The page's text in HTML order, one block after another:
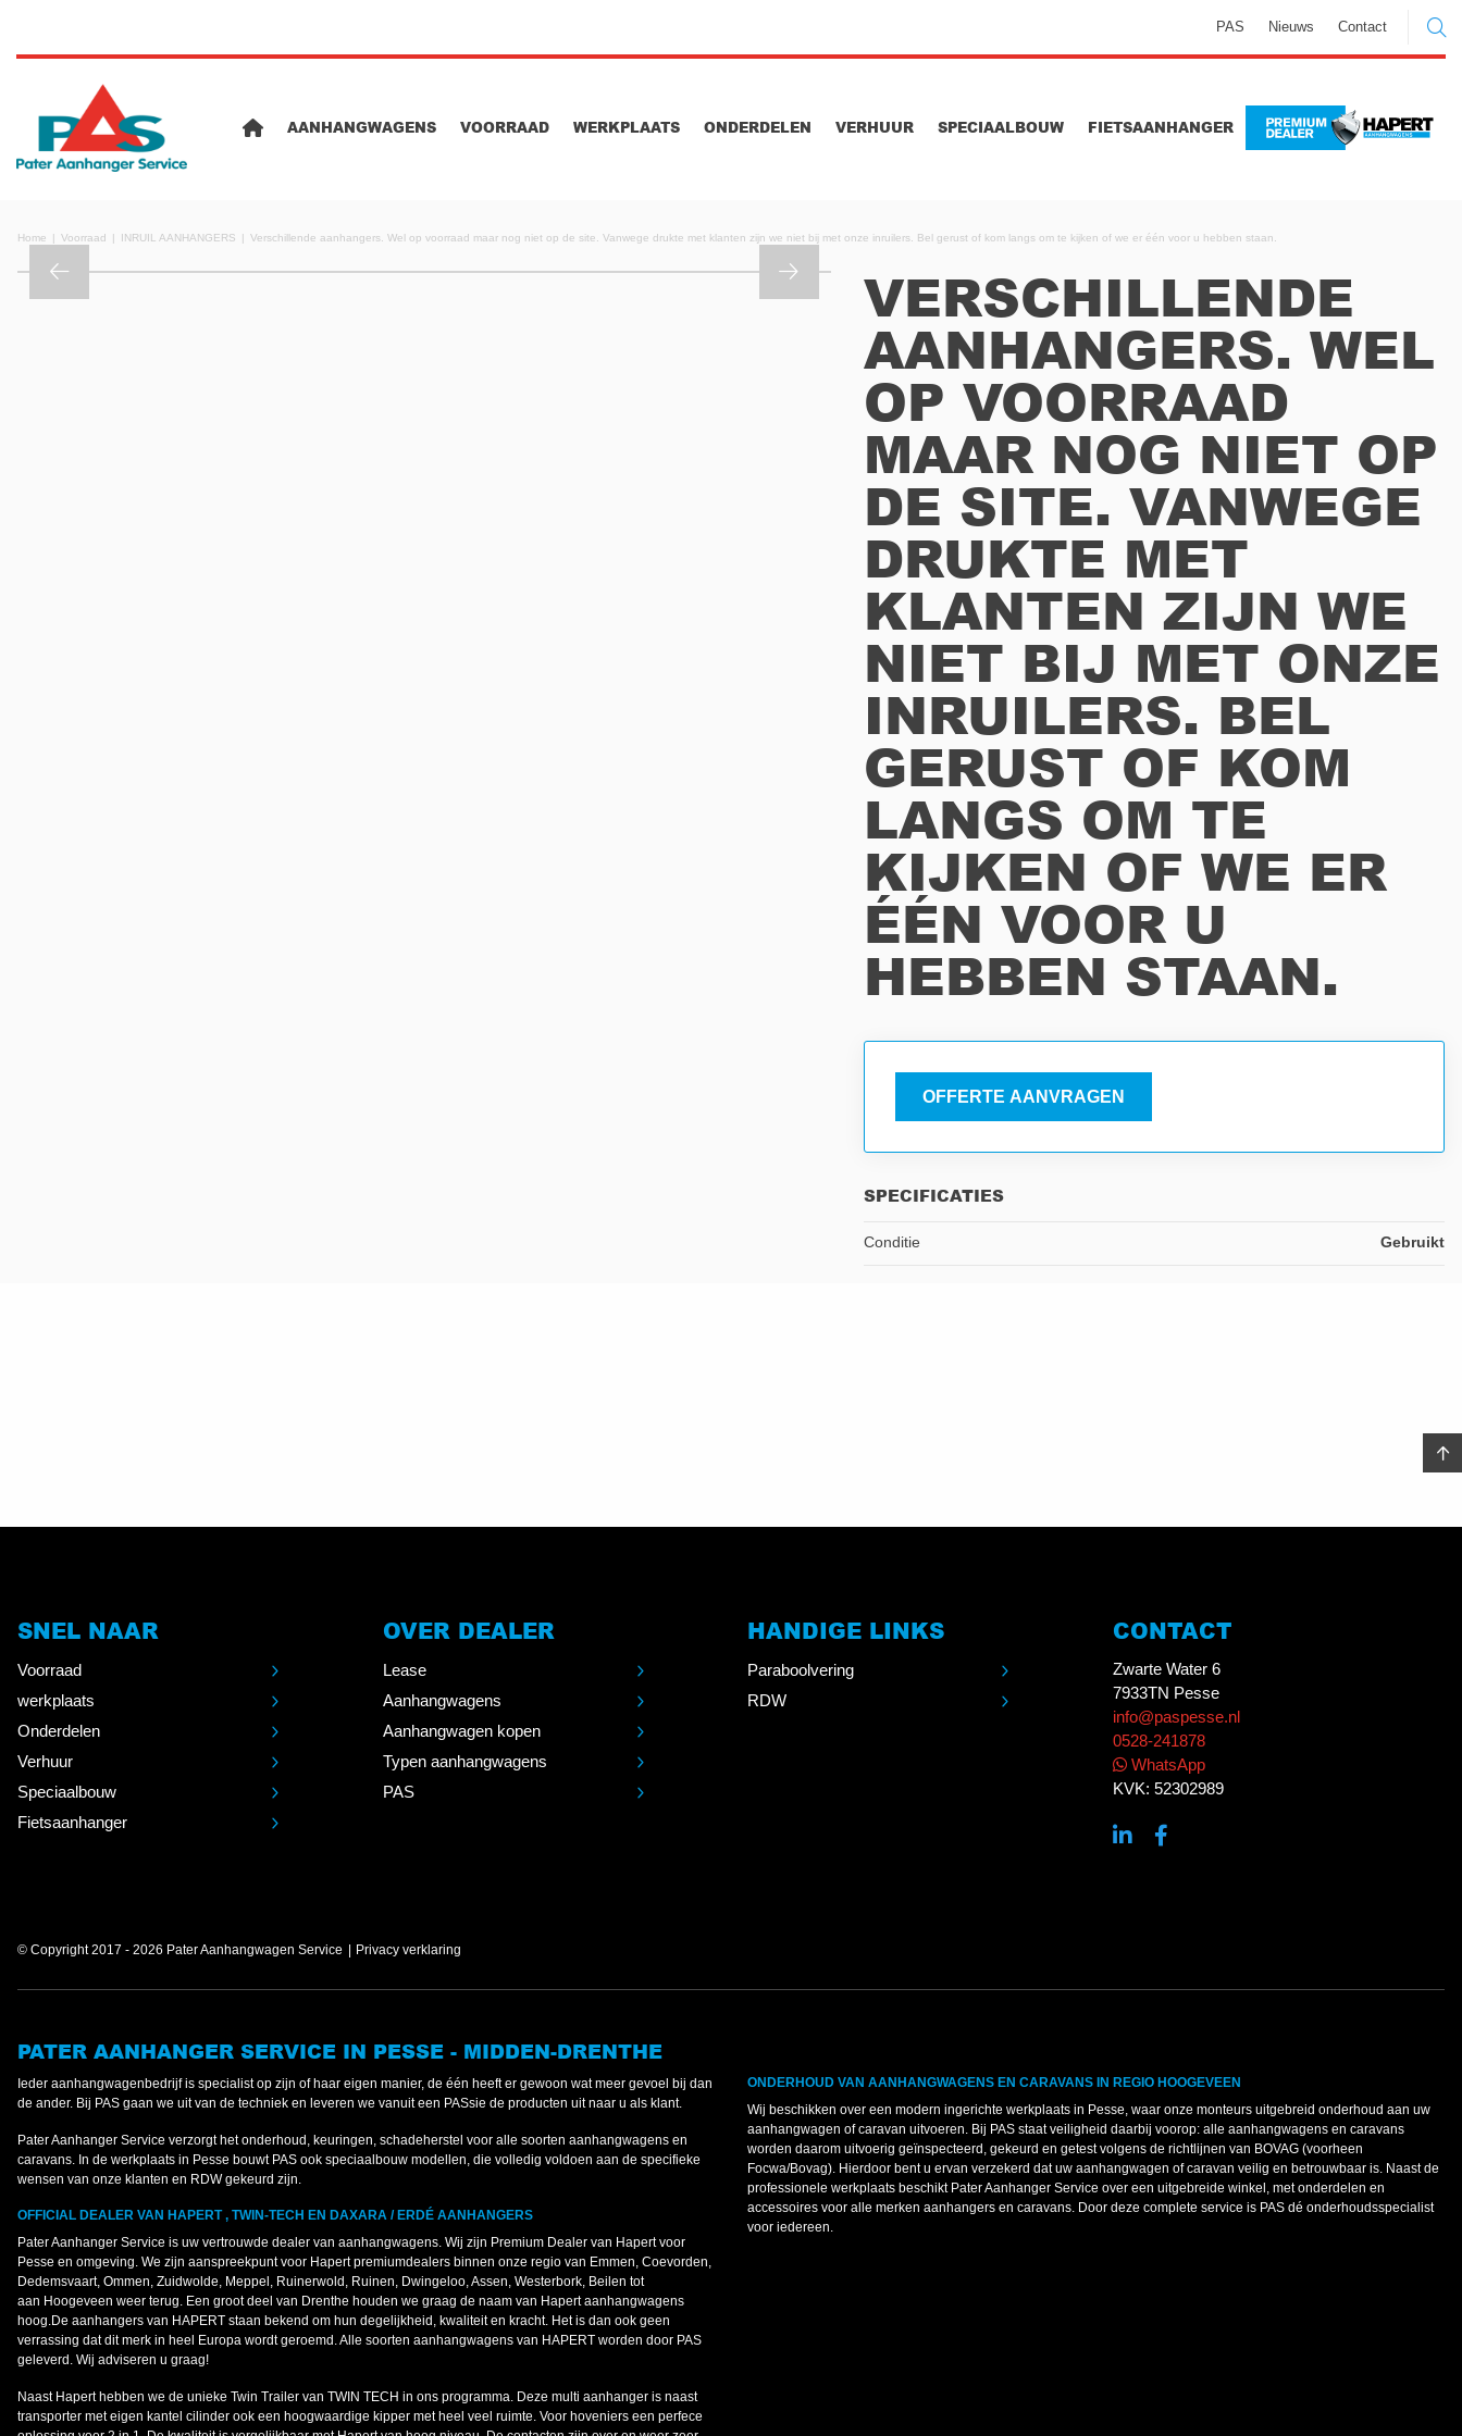
PAS Nieuws Contact
AANHANGWAGENS VOORRAAD WERKPLAATS ONDERDELEN VERHUUR SPECIAALBOUW FIETSAANHANGER
Home Voorraad INRUIL AANHANGERS Verschillende aanhangers. Wel op voorraad maar nog niet op de site. Vanwege drukte met klanten zijn we niet bij met onze inruilers. Bel gerust of kom langs om te kijken of we er één voor u hebben staan.
VERSCHILLENDE
AANHANGERS. WEL
OP VOORRAAD
MAAR NOG NIET OP
DE SITE. VANWEGE
DRUKTE MET
KLANTEN ZIJN WE
NIET BIJ MET ONZE
INRUILERS. BEL
GERUST OF KOM
LANGS OM TE
KIJKEN OF WE ER
ÉÉN VOOR U
HEBBEN STAAN.
OFFERTE AANVRAGEN
SPECIFICATIES
Conditie Gebruikt
SNEL NAAR
Voorraad
werkplaats
Onderdelen
Verhuur
Speciaalbouw
Fietsaanhanger
OVER DEALER
Lease
Aanhangwagens
Aanhangwagen kopen
Typen aanhangwagens
PAS
HANDIGE LINKS
Paraboolvering
RDW
CONTACT
Zwarte Water 6
7933TN Pesse
info@paspesse.nl
0528-241878
WhatsApp
KVK: 52302989
© Copyright 2017 - 2026 Pater Aanhangwagen Service Privacy verklaring
PATER AANHANGER SERVICE IN PESSE - MIDDEN-DRENTHE
Ieder aanhangwagenbedrijf is specialist op zijn of haar eigen manier, de één heeft er gewoon wat meer gevoel bij dan
de ander. Bij PAS gaan we uit van de techniek en leveren we vanuit een PASsie de producten uit naar u als klant.
Pater Aanhanger Service verzorgt het onderhoud, keuringen, schadeherstel voor alle soorten aanhangwagens en
caravans. In de werkplaats in Pesse bouwt PAS ook speciaalbouw modellen, die volledig voldoen aan de specifieke
wensen van onze klanten en RDW gekeurd zijn.
OFFICIAL DEALER VAN HAPERT , TWIN-TECH EN DAXARA / ERDÉ AANHANGERS
Pater Aanhanger Service is uw vertrouwde dealer van aanhangwagens. Wij zijn Premium Dealer van Hapert voor
Pesse en omgeving. We zijn aanspreekpunt voor Hapert premiumdealers binnen onze regio van Emmen, Coevorden,
Dedemsvaart, Ommen, Zuidwolde, Meppel, Ruinerwold, Ruinen, Dwingeloo, Assen, Westerbork, Beilen tot
aan Hoogeveen weer terug. Een groot deel van Drenthe houden we graag de naam van Hapert aanhangwagens
hoog.De aanhangers van HAPERT staan bekend om hun degelijkheid, kwaliteit en kracht. Het is dan ook geen
verrassing dat dit merk in heel Europa wordt geroemd. Alle soorten aanhangwagens van HAPERT worden door PAS
geleverd. Wij adviseren u graag!
Naast Hapert hebben we de unieke Twin Trailer van TWIN TECH in ons programma. Deze multi aanhanger is naast
transporter met eigen kantel cilinder ook een hoogwaardige kipper met heel veel ruimte. Voor hoveniers een perfece
ONDERHOUD VAN AANHANGWAGENS EN CARAVANS IN REGIO HOOGEVEEN
Wij beschikken over een modern ingerichte werkplaats in Pesse, waar onze monteurs uitgebreid onderhoud aan uw
aanhangwagen of caravan uitvoeren. Bij PAS staat veiligheid daarbij voorop: alle aanhangwagens en caravans
worden daarom uitvoerig geïnspecteerd, gekeurd en getest volgens de richtlijnen van BOVAG (voorheen
Focwa/Bovag). Hierdoor bent u ervan verzekerd dat uw aanhangwagen of caravan veilig en betrouwbaar is. Naast de
professionele werkplaats beschikt Pater Aanhanger Service over een uitgebreide winkel, met onderdelen en
accessoires voor alle merken aanhangers en caravans. Door deze complete service is PAS dé onderhoudsspecialist
voor iedereen.